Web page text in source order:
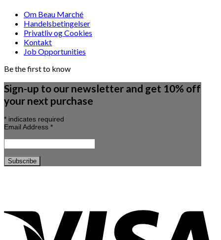
Om Beau Marché
Handelsbetingelser
Privatliv og Cookies
Kontakt
Job Opportunities
Be the first to know
Sign-up to our newsletter and get 10% off
your next purchase
* indicates required
Email Address *